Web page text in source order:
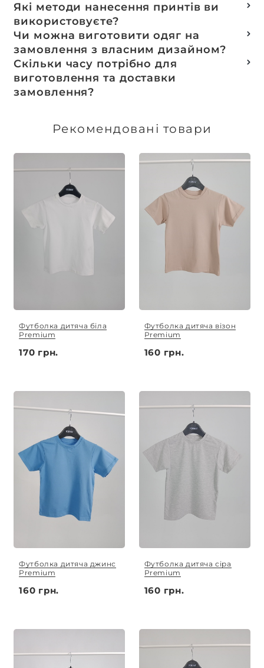
Які методи нанесення принтів ви
використовуєте?
Термотранферний
Шовкотрафаретний
DTF – друк
Машинна вишивка
Чи можна виготовити одяг на
замовлення з власним дизайном?
Так, ми спеціалізуємося на розробці колекцій
та мерчу під ключ, цей процес включає підбір
тканин, розробку лекал, дизай та
завершується пошиттям готового виробу.
Скільки часу потрібно для
виготовлення та доставки
замовлення?
виготовлення індивідуальних замовлень
Рекомендовані товари
Футболка дитяча біла
Premium
170 грн.
Футболка дитяча візон
Premium
160 грн.
Футболка дитяча джинс
Premium
160 грн.
Футболка дитяча сіра
Premium
160 грн.